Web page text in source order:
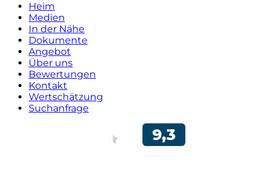
Heim
Medien
In der Nähe
Dokumente
Angebot
Über uns
Bewertungen
Kontakt
Wertschätzung
Suchanfrage